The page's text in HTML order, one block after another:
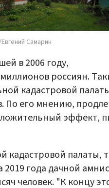
Самарин
в 2006 году,
россиян.
кадастровой
По его мнению,
эффект,
кадастровой палаты,
2019 года дачной
человек. "К концу